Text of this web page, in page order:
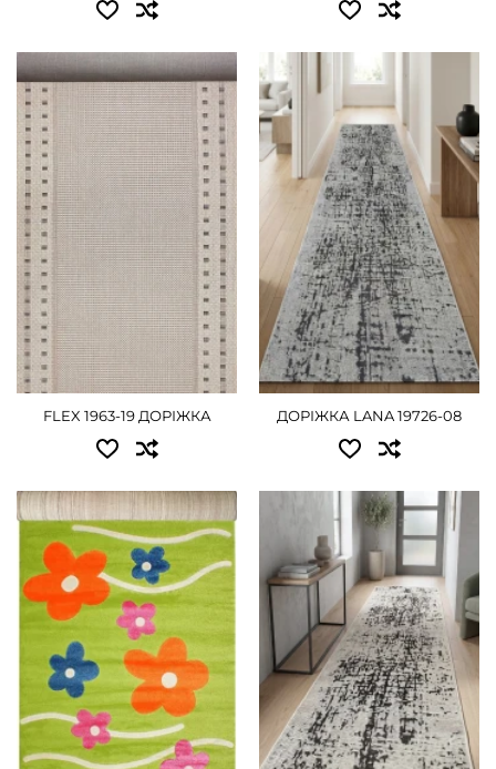
Доступні розміри:
0.67x20.00 - 7560 грн
0.80x20.00 - 9000 грн
1.00x20.00 - 11250 грн
1.20x20.00 - 13500 грн
1.50x20.00 - 16875 грн
2.00x20.00 - 22500 грн
ДЕТАЛЬНІШЕ
FLEX 1963-19 ДОРІЖКА
Доступні розміри:
0.50 - 405 грн
0.60 - 495 грн
0.67 - 540 грн
0.80 - 630 грн
1.00 - 810 грн
1.20 - 990 грн
1.50 - 1215 грн
2.00 - 1620 грн
ДОРІЖКА LANA 19726-08
Доступні розміри:
0.80 - 945 грн
1.00 - 1170 грн
ДЕТАЛЬНІШЕ
Доступні розміри:
0.50 - 405 грн
0.60 - 495 грн
0.67 - 540 грн
0.80 - 630 грн
1.00 - 810 грн